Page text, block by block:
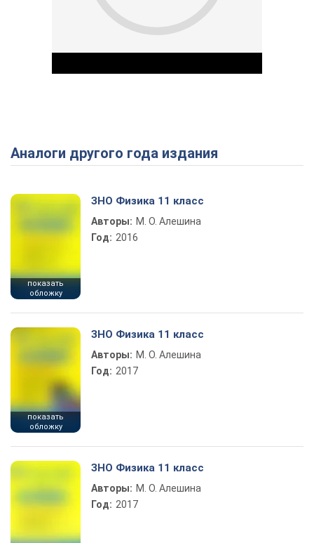
Play Video
Аналоги другого года издания
показать
обложку
ЗНО Физика 11 класс
Авторы: М. О. Алешина
Год: 2016
показать
обложку
ЗНО Физика 11 класс
Авторы: М. О. Алешина
Год: 2017
ЗНО Физика 11 класс
Авторы: М. О. Алешина
Год: 2017